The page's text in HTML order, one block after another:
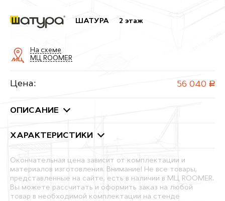
ШАТУРА 2 этаж
На схеме
МЦ ROOMER
Цена: 56 040 руб.
ОПИСАНИЕ
ХАРАКТЕРИСТИКИ
Окончательная цена зависит от комплектации и
материалов изготовления. Внимание! Не все товары,
представленные на сайте, есть в наличии в МЦ ROOMER.
Вы можете рассчитать и оформить заказ на любой
товар в необходимой комплектации на стенде